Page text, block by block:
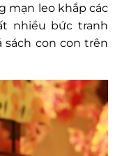
mạn leo khắp các
nhiều bức tranh
sách con con trên